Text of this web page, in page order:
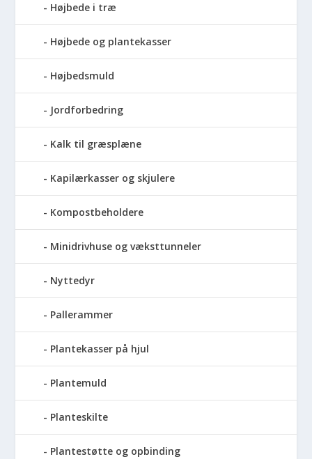
Højbede i træ
Højbede og plantekasser
Højbedsmuld
Jordforbedring
Kalk til græsplæne
Kapilærkasser og skjulere
Kompostbeholdere
Minidrivhuse og væksttunneler
Nyttedyr
Pallerammer
Plantekasser på hjul
Plantemuld
Planteskilte
Plantestøtte og opbinding